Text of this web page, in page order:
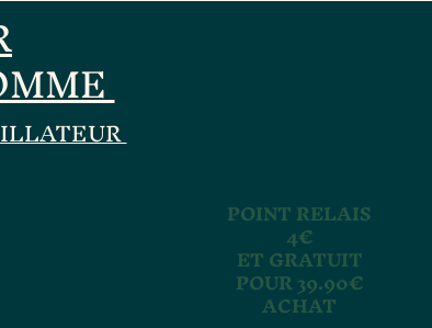
POINT RELAIS
4€
ET GRATUIT
POUR 39.90€
ACHAT